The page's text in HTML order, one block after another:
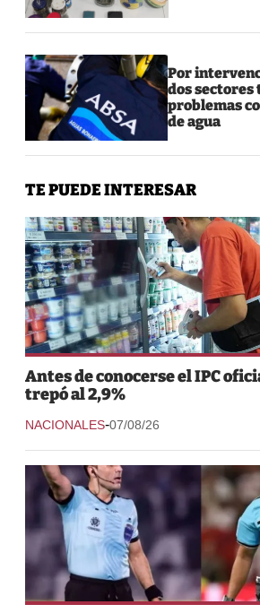
Por
dos sectores
problemas
de agua
TE PUEDE INTERESAR
Antes de conocerse el IPC
trepó al 2,9%
NACIONALES-07/08/26